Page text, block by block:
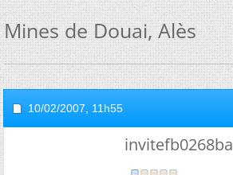
Mines de Douai, Alès
10/02/2007, 11h55
invitefb0268ba